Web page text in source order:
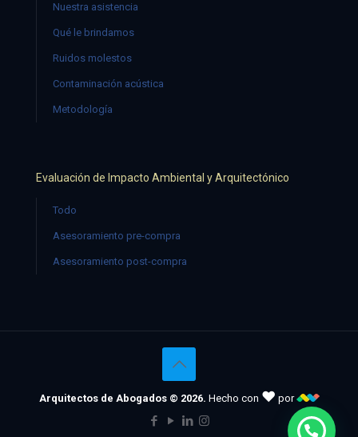
Nuestra asistencia
Qué le brindamos
Ruidos molestos
Contaminación acústica
Metodología
Evaluación de Impacto Ambiental y Arquitectónico
Todo
Asesoramiento pre-compra
Asesoramiento post-compra
Arquitectos de Abogados © 2026. Hecho con ♥ por